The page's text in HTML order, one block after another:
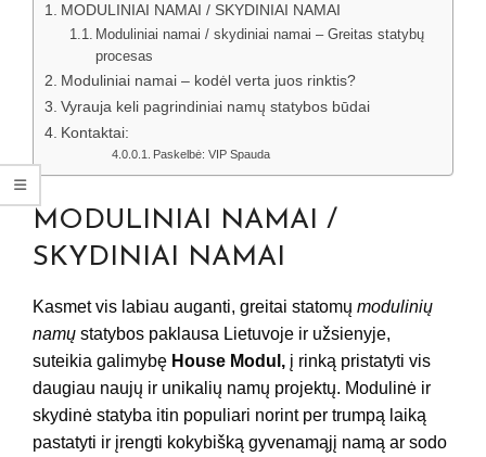
MODULINIAI NAMAI / SKYDINIAI NAMAI
Moduliniai namai / skydiniai namai – Greitas statybų
procesas
Moduliniai namai – kodėl verta juos rinktis?
Vyrauja keli pagrindiniai namų statybos būdai
Kontaktai:
Paskelbė: VIP Spauda
MODULINIAI NAMAI /
SKYDINIAI NAMAI
Kasmet vis labiau auganti, greitai statomų modulinių
namų statybos paklausa Lietuvoje ir užsienyje,
suteikia galimybę House Modul, į rinką pristatyti vis
daugiau naujų ir unikalių namų projektų. Modulinė ir
skydinė statyba itin populiari norint per trumpą laiką
pastatyti ir įrengti kokybišką gyvenamąjį namą ar sodo